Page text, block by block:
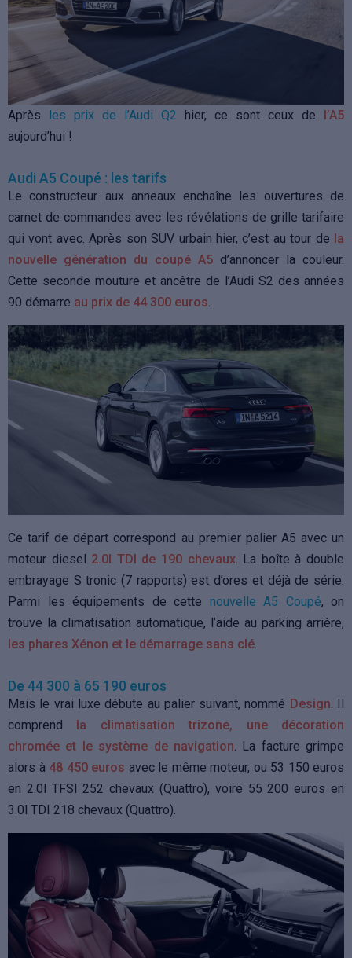
Après les prix de l’Audi Q2 hier, ce sont ceux de l’A5
aujourd’hui !
Audi A5 Coupé : les tarifs
Le constructeur aux anneaux enchaîne les ouvertures de
carnet de commandes avec les révélations de grille tarifaire
qui vont avec. Après son SUV urbain hier, c’est au tour de la
nouvelle génération du coupé A5 d’annoncer la couleur.
Cette seconde mouture et ancêtre de l’Audi S2 des années
90 démarre au prix de 44 300 euros.
Ce tarif de départ correspond au premier palier A5 avec un
moteur diesel 2.0l TDI de 190 chevaux. La boîte à double
embrayage S tronic (7 rapports) est d’ores et déjà de série.
Parmi les équipements de cette nouvelle A5 Coupé, on
trouve la climatisation automatique, l’aide au parking arrière,
les phares Xénon et le démarrage sans clé
De 44 300 à 65 190 euros
Mais le vrai luxe débute au palier suivant, nommé Design . Il
comprend la climatisation trizone, une décoration
chromée et le système de navigation . La facture grimpe
alors à 48 450 euros avec le même moteur, ou 53 150 euros
en 2.0l TFSI 252 chevaux (Quattro), voire 55 200 euros en
3.0l TDI 218 chevaux (Quattro).